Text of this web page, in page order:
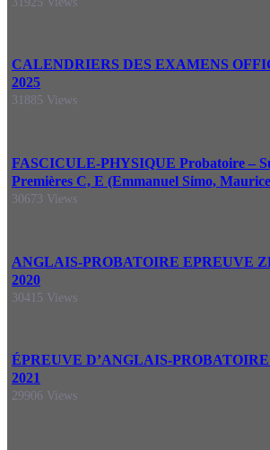
CALENDRIERS DES EXAMENS
2025
31885 Views
FASCICULE-PHYSIQUE Probatoire –
Premières C, E (Emmanuel Simo,
30673 Views
ANGLAIS-PROBATOIRE EPREUVE
2020
30415 Views
ÉPREUVE D’ANGLAIS-
2021
29906 Views